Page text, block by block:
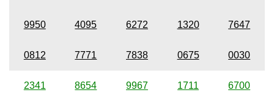
9950 4095 6272 1320 7647
0812 7771 7838 0675 0030
2341 8654 9967 1711 6700